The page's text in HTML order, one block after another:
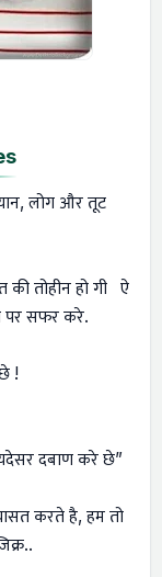
लोग और तूट
की तोहीन हो गी ऐ
पर सफर करे.
!
दबाण करे छे”
करते है, हम तो